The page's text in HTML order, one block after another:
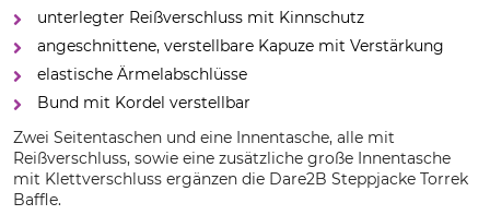
unterlegter Reißverschluss mit Kinnschutz
angeschnittene, verstellbare Kapuze mit Verstärkung
elastische Ärmelabschlüsse
Bund mit Kordel verstellbar
Zwei Seitentaschen und eine Innentasche, alle mit
Reißverschluss, sowie eine zusätzliche große Innentasche
mit Klettverschluss ergänzen die Dare2B Steppjacke Torrek
Baffle.